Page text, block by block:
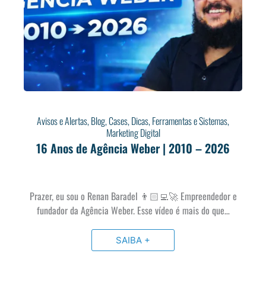
Avisos e Alertas,Blog,Cases,Dicas,Ferramentas e Sistemas,
Marketing Digital
16 Anos de Agência Weber | 2010 – 2026
Prazer, eu sou o Renan Baradel 👨🏻‍💻🚀 Empreendedor e
fundador da Agência Weber. Esse vídeo é mais do que…
SAIBA +